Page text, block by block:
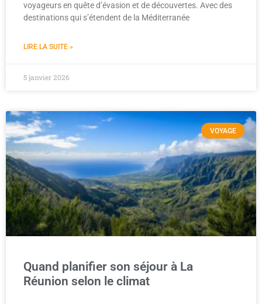
voyageurs en quête d’évasion et de découvertes. Avec des
destinations qui s’étendent de la Méditerranée
LIRE LA SUITE »
5 janvier 2026
VOYAGE
Quand planifier son séjour à La
Réunion selon le climat